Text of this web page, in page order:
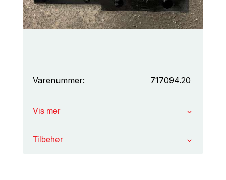
Varenummer: 717094.20
Vis mer
Tilbehør